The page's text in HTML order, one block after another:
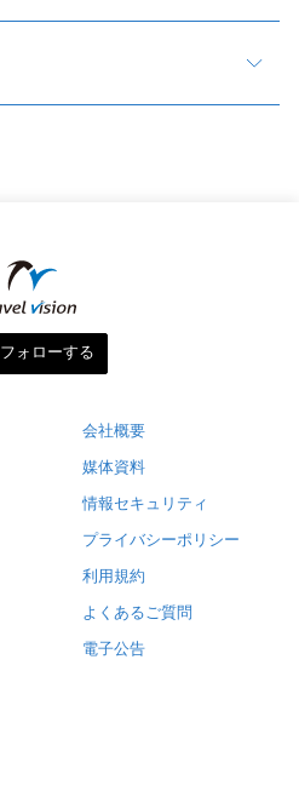
フォローする
会社概要
媒体資料
情報セキュリティ
プライバシーポリシー
利用規約
よくあるご質問
電子公告